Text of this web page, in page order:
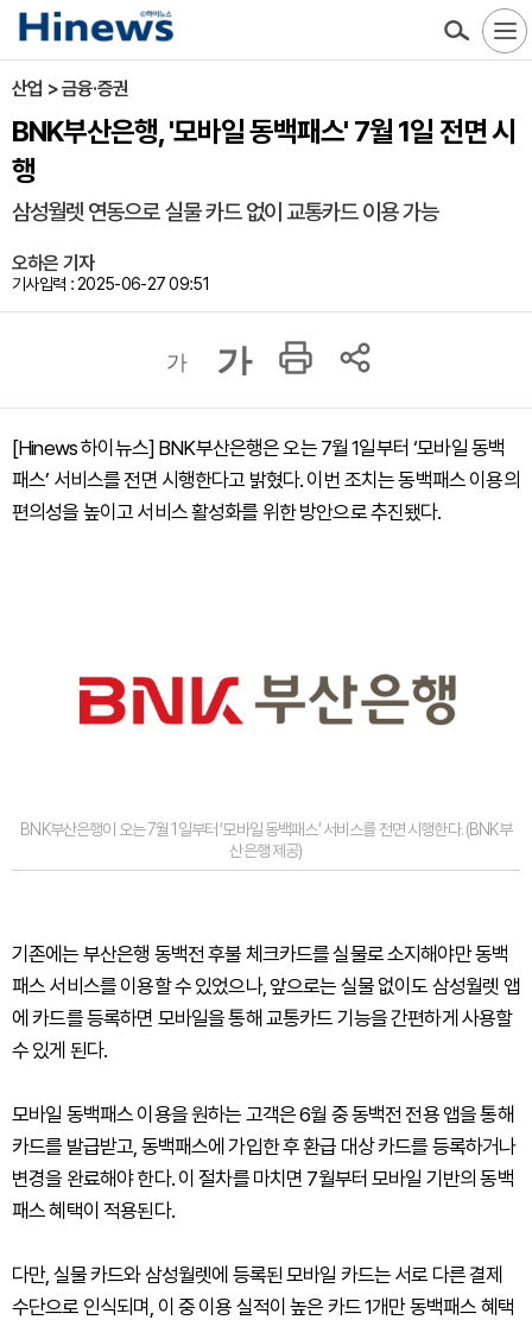
산업 > 금융·증권
BNK부산은행, '모바일 동백패스' 7월 1일 전면 시
행
삼성월렛 연동으로 실물 카드 없이 교통카드 이용 가능
오하은 기자
기사입력 : 2025-06-27 09:51
가 가
[Hinews 하이뉴스] BNK부산은행은 오는 7월 1일부터 ‘모바일 동백
패스’ 서비스를 전면 시행한다고 밝혔다. 이번 조치는 동백패스 이용의
편의성을 높이고 서비스 활성화를 위한 방안으로 추진됐다.
BNK부산은행이 오는 7월 1일부터 ‘모바일 동백패스’ 서비스를 전면 시행한다. (BNK부
산은행 제공)
기존에는 부산은행 동백전 후불 체크카드를 실물로 소지해야만 동백
패스 서비스를 이용할 수 있었으나, 앞으로는 실물 없이도 삼성월렛 앱
에 카드를 등록하면 모바일을 통해 교통카드 기능을 간편하게 사용할
수 있게 된다.
모바일 동백패스 이용을 원하는 고객은 6월 중 동백전 전용 앱을 통해
카드를 발급받고, 동백패스에 가입한 후 환급 대상 카드를 등록하거나
변경을 완료해야 한다. 이 절차를 마치면 7월부터 모바일 기반의 동백
패스 혜택이 적용된다.
다만, 실물 카드와 삼성월렛에 등록된 모바일 카드는 서로 다른 결제
수단으로 인식되며, 이 중 이용 실적이 높은 카드 1개만 동백패스 혜택